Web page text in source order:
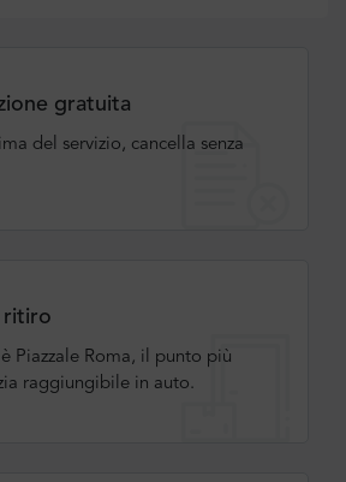
gratuita
del servizio, cancella senza
ritiro
Piazzale Roma, il punto più
raggiungibile in auto.